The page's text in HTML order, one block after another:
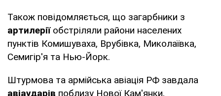
Також повідомляється, що загарбники з
артилерії обстріляли райони населених
пунктів Комишуваха, Врубівка, Миколаївка,
Семигір'я та Нью-Йорк.
Штурмова та армійська авіація РФ завдала
авіаударів поблизу Нової Кам'янки,